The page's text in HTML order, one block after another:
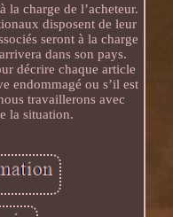
la charge de l’acheteur.
disposent de leur
seront à la charge
dans son pays.
décrire chaque article
endommagé ou s’il est
travaillerons avec
la situation.